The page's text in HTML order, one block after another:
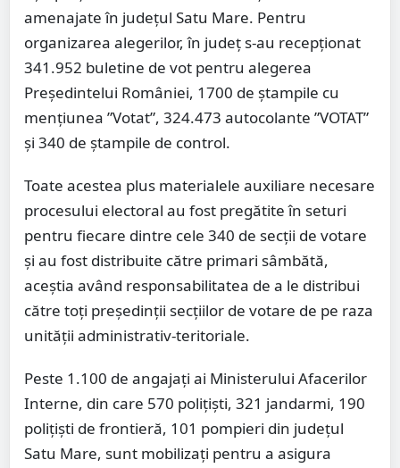
amenajate în județul Satu Mare. Pentru
organizarea alegerilor, în județ s-au recepționat
341.952 buletine de vot pentru alegerea
Președintelui României, 1700 de ștampile cu
mențiunea ”Votat”, 324.473 autocolante ”VOTAT”
și 340 de ștampile de control.
Toate acestea plus materialele auxiliare necesare
procesului electoral au fost pregătite în seturi
pentru fiecare dintre cele 340 de secții de votare
și au fost distribuite către primari sâmbătă,
aceștia având responsabilitatea de a le distribui
către toți președinții secțiilor de votare de pe raza
unității administrativ-teritoriale.
Peste 1.100 de angajați ai Ministerului Afacerilor
Interne, din care 570 poliţişti, 321 jandarmi, 190
polițiști de frontieră, 101 pompieri din județul
Satu Mare, sunt mobilizați pentru a asigura